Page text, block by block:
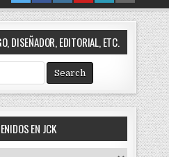
DISEÑADOR, EDITORIAL, ETC.
EN JCK